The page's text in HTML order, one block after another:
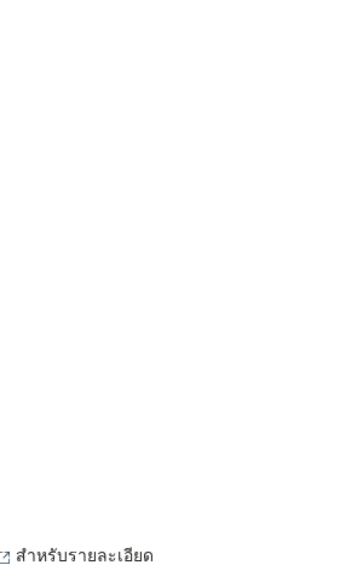
(เปิดในหน้าต่างใหม่)
สำหรับรายละเอียด